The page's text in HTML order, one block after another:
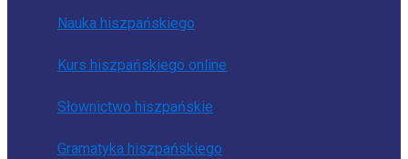
Nauka hiszpańskiego
Kurs hiszpańskiego online
Słownictwo hiszpańskie
Gramatyka hiszpańskiego